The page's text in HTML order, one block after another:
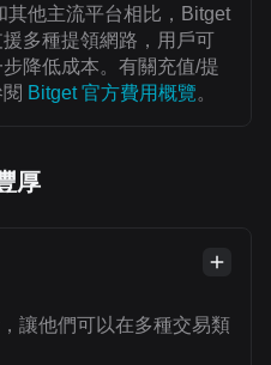
其他主流平台相比，Bitget
多種提領網路，用戶可
降低成本。有關充值/提
Bitget 官方費用概覽。
厚
讓他們可以在多種交易類